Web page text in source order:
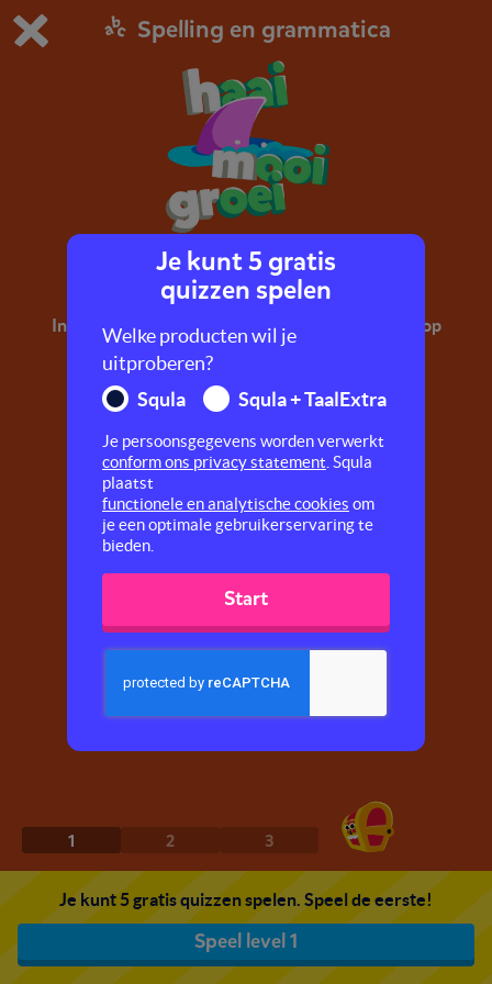
Dit is de gratis demo van Squla.
Bestel nu
0 1
Spelling en grammatica
aai, ooi, oei
In deze quiz oefen je met woorden die eindigen op
aai, ooi of oei. Zoals: haai, mooi, knoei.
1 2 3
Je kunt 5 gratis quizzen spelen. Speel de eerste!
Speel level 1
Je kunt 5 gratis
quizzen spelen
Welke producten wil je
uitproberen?
Squla
Squla + TaalExtra
Je persoonsgegevens worden verwerkt
conform ons privacy statement . Squla
plaatst
functionele en analytische cookies om
je een optimale gebruikerservaring te
bieden.
Start